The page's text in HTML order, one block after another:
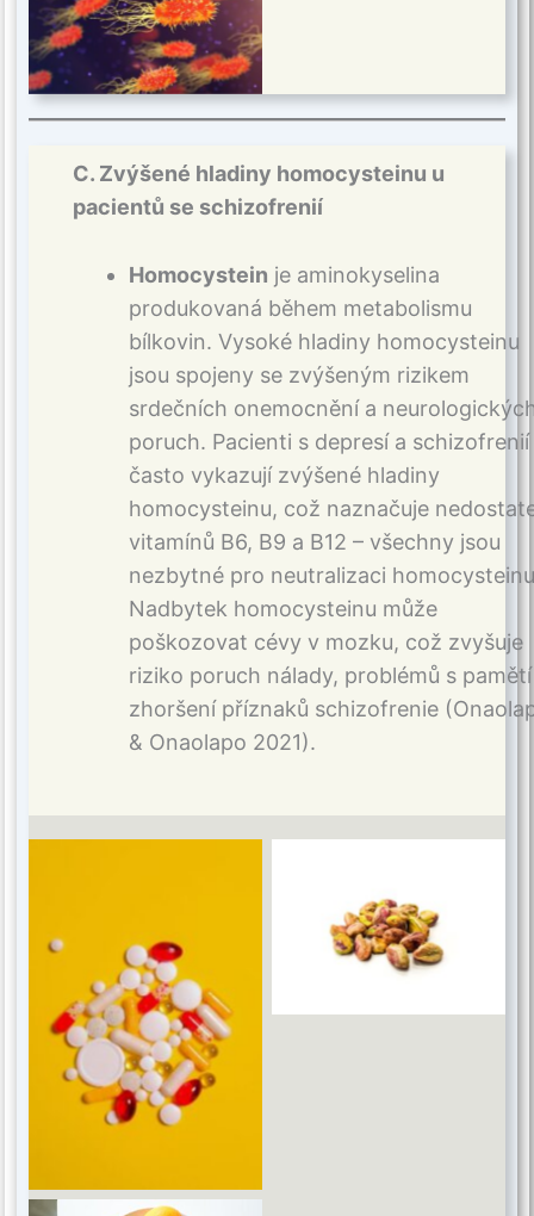
C. Zvýšené hladiny homocysteinu u
pacientů se schizofrenií
Homocystein je aminokyselina
produkovaná během metabolismu
bílkovin. Vysoké hladiny homocysteinu
jsou spojeny se zvýšeným rizikem
srdečních onemocnění a
poruch. Pacienti s depresí a schizofrenií
často vykazují zvýšené hladiny
homocysteinu, což naznačuje
vitamínů B6, B9 a B12 – všechny jsou
nezbytné pro neutralizaci
Nadbytek homocysteinu může
poškozovat cévy v mozku, což zvyšuje
riziko poruch nálady, problémů s
zhoršení příznaků schizofrenie
& Onaolapo 2021).